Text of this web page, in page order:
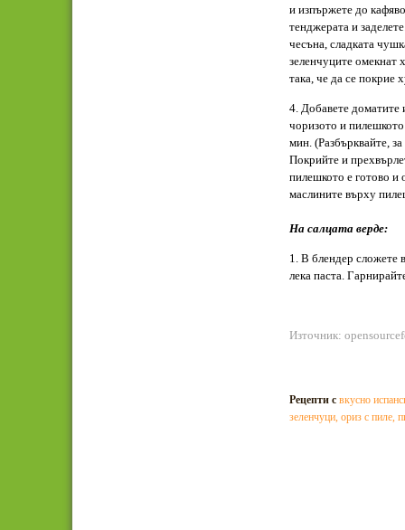
и изпържете до
тенджерата и
чесъна, сладката
зеленчуците омекнат
така, че да се покрие
4. Добавете доматите
чоризото и
мин. (Разбърквайте,
Покрийте и
пилешкото е готово и
маслините върху
На салцата верде:
1. В блендер сложете
лека паста.
Източник:
Рецепти с вкусно
зеленчуци, ориз с пиле,